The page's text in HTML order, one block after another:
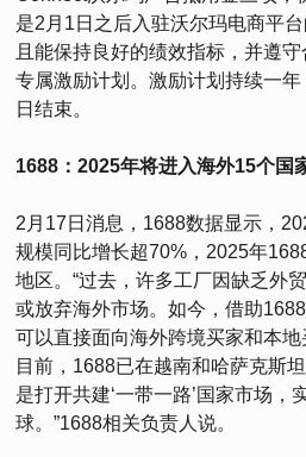
是2月1日之后入驻沃尔玛电商平
且能保持良好的绩效指标，并遵
专属激励计划。激励计划持续一
日结束。
1688：2025年将进入海外15个国
2月17日消息，1688数据显示，
规模同比增长超70%，2025年
地区。“过去，许多工厂因缺乏外
或放弃海外市场。如今，借助
可以直接面向海外跨境买家和本地
目前，1688已在越南和哈萨克斯
是打开共建‘一带一路’国家市场，
球。”1688相关负责人说。